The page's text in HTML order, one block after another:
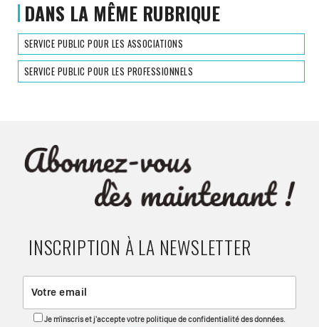
DANS LA MÊME RUBRIQUE
SERVICE PUBLIC POUR LES ASSOCIATIONS
SERVICE PUBLIC POUR LES PROFESSIONNELS
INSCRIPTION À LA NEWSLETTER
Je m'inscris et j'accepte votre politique de confidentialité des données.